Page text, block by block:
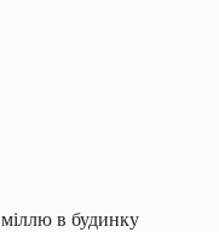
в будинку